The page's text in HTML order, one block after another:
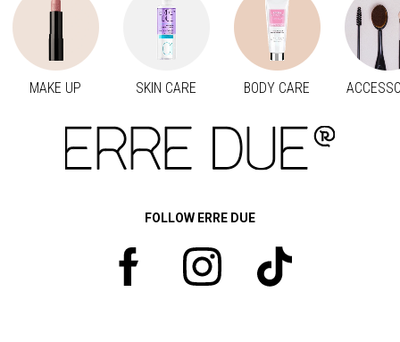
MAKE UP SKIN CARE BODY CARE
FOLLOW ERRE DUE